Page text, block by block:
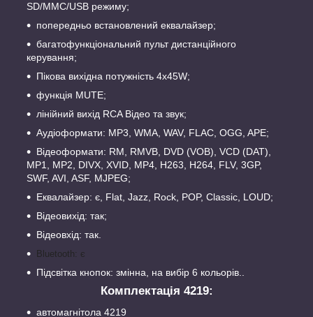
SD/MMC/USB режиму;
попередньо встановлений еквалайзер;
багатофункціональний пульт дистанційного
керування;
Пікова вихідна потужність 4х45W;
функція MUTE;
лінійний вихід RCA Відео та звук;
Аудіоформати: MP3, WMA, WAV, FLAC, OGG, APE;
Відеоформати: RM, RMVB, DVD (VOB), VCD (DAT),
MP1, MP2, DIVX, XVID, MP4, H263, H264, FLV, 3GP,
SWF, AVI, ASF, MJPEG;
Еквалайзер: є, Flat, Jazz, Rock, POP, Classic, LOUD;
Відеовихід: так;
Відеовхід: так.
Bluetooth: є
Підсвітка кнопок: змінна, на вибір 6 кольорів..
Комплектація 4219:
автомагнітола 4219